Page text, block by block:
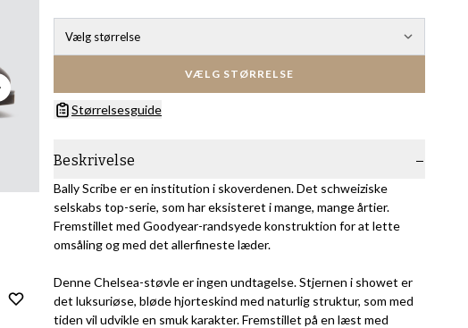
Vælg størrelse
VÆLG STØRRELSE
Størrelsesguide
Beskrivelse
Bally Scribe er en institution i skoverdenen. Det schweiziske
selskabs top-serie, som har eksisteret i mange, mange årtier.
Fremstillet med Goodyear-randsyede konstruktion for at lette
omsåling og med det allerfineste læder.
Denne Chelsea-støvle er ingen undtagelse. Stjernen i showet er
det luksuriøse, bløde hjorteskind med naturlig struktur, som med
tiden vil udvikle en smuk karakter. Fremstillet på en læst med